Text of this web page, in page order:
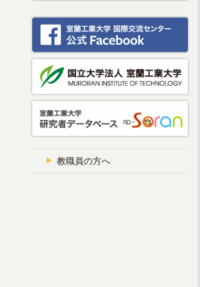
教職員の方へ